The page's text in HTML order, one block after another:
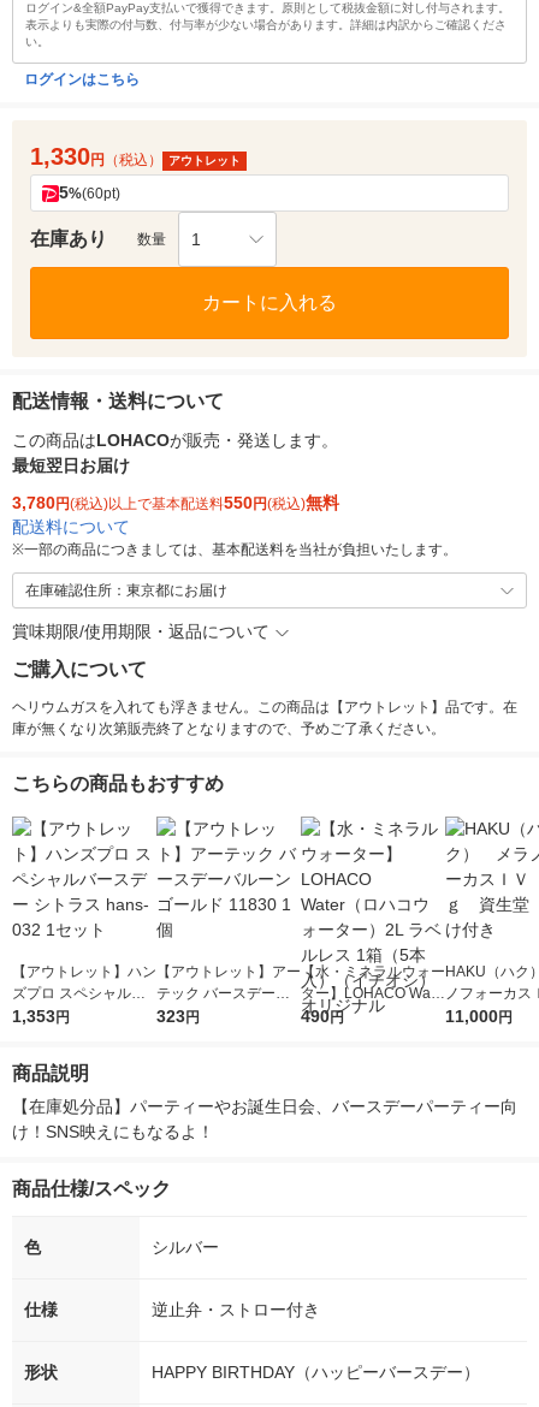
ログイン&全額PayPay支払いで獲得できます。原則として税抜金額に対し付与されます。
表示よりも実際の付与数、付与率が少ない場合があります。詳細は内訳からご確認くださ
い。
ログインはこちら
1,330円 （税込） アウトレット
5%(60pt)
在庫あり 数量 1
カートに入れる
配送情報・送料について
この商品はLOHACOが販売・発送します。
最短翌日お届け
3,780円(税込)以上で基本配送料550円(税込)無料
配送料について
※一部の商品につきましては、基本配送料を当社が負担いたします。
在庫確認住所：東京都にお届け
賞味期限/使用期限・返品について
ご購入について
ヘリウムガスを入れても浮きません。この商品は【アウトレット】品です。在
庫が無くなり次第販売終了となりますので、予めご了承ください。
こちらの商品もおすすめ
【アウトレット】ハン
ズプロ スペシャルバ
ースデー シトラス ha
1,353円
【アウトレット】アー
テック バースデーバ
ルーン ゴールド 1183
323円
【水・ミネラルウォー
ター】LOHACO Wate
r（ロハコウォータ
490円
HAKU（ハ
ノフォーカ
5ｇ 資生堂
11,000円
商品説明
【在庫処分品】パーティーやお誕生日会、バースデーパーティー向
け！SNS映えにもなるよ！
商品仕様/スペック
色 シルバー
仕様 逆止弁・ストロー付き
形状 HAPPY BIRTHDAY（ハッピーバースデー）